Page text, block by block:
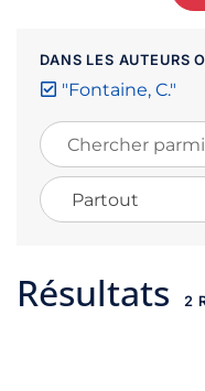
DANS LES AUTEURS
"Fontaine, C."
Chercher parmi les
Chercher dans...
Résultats 2